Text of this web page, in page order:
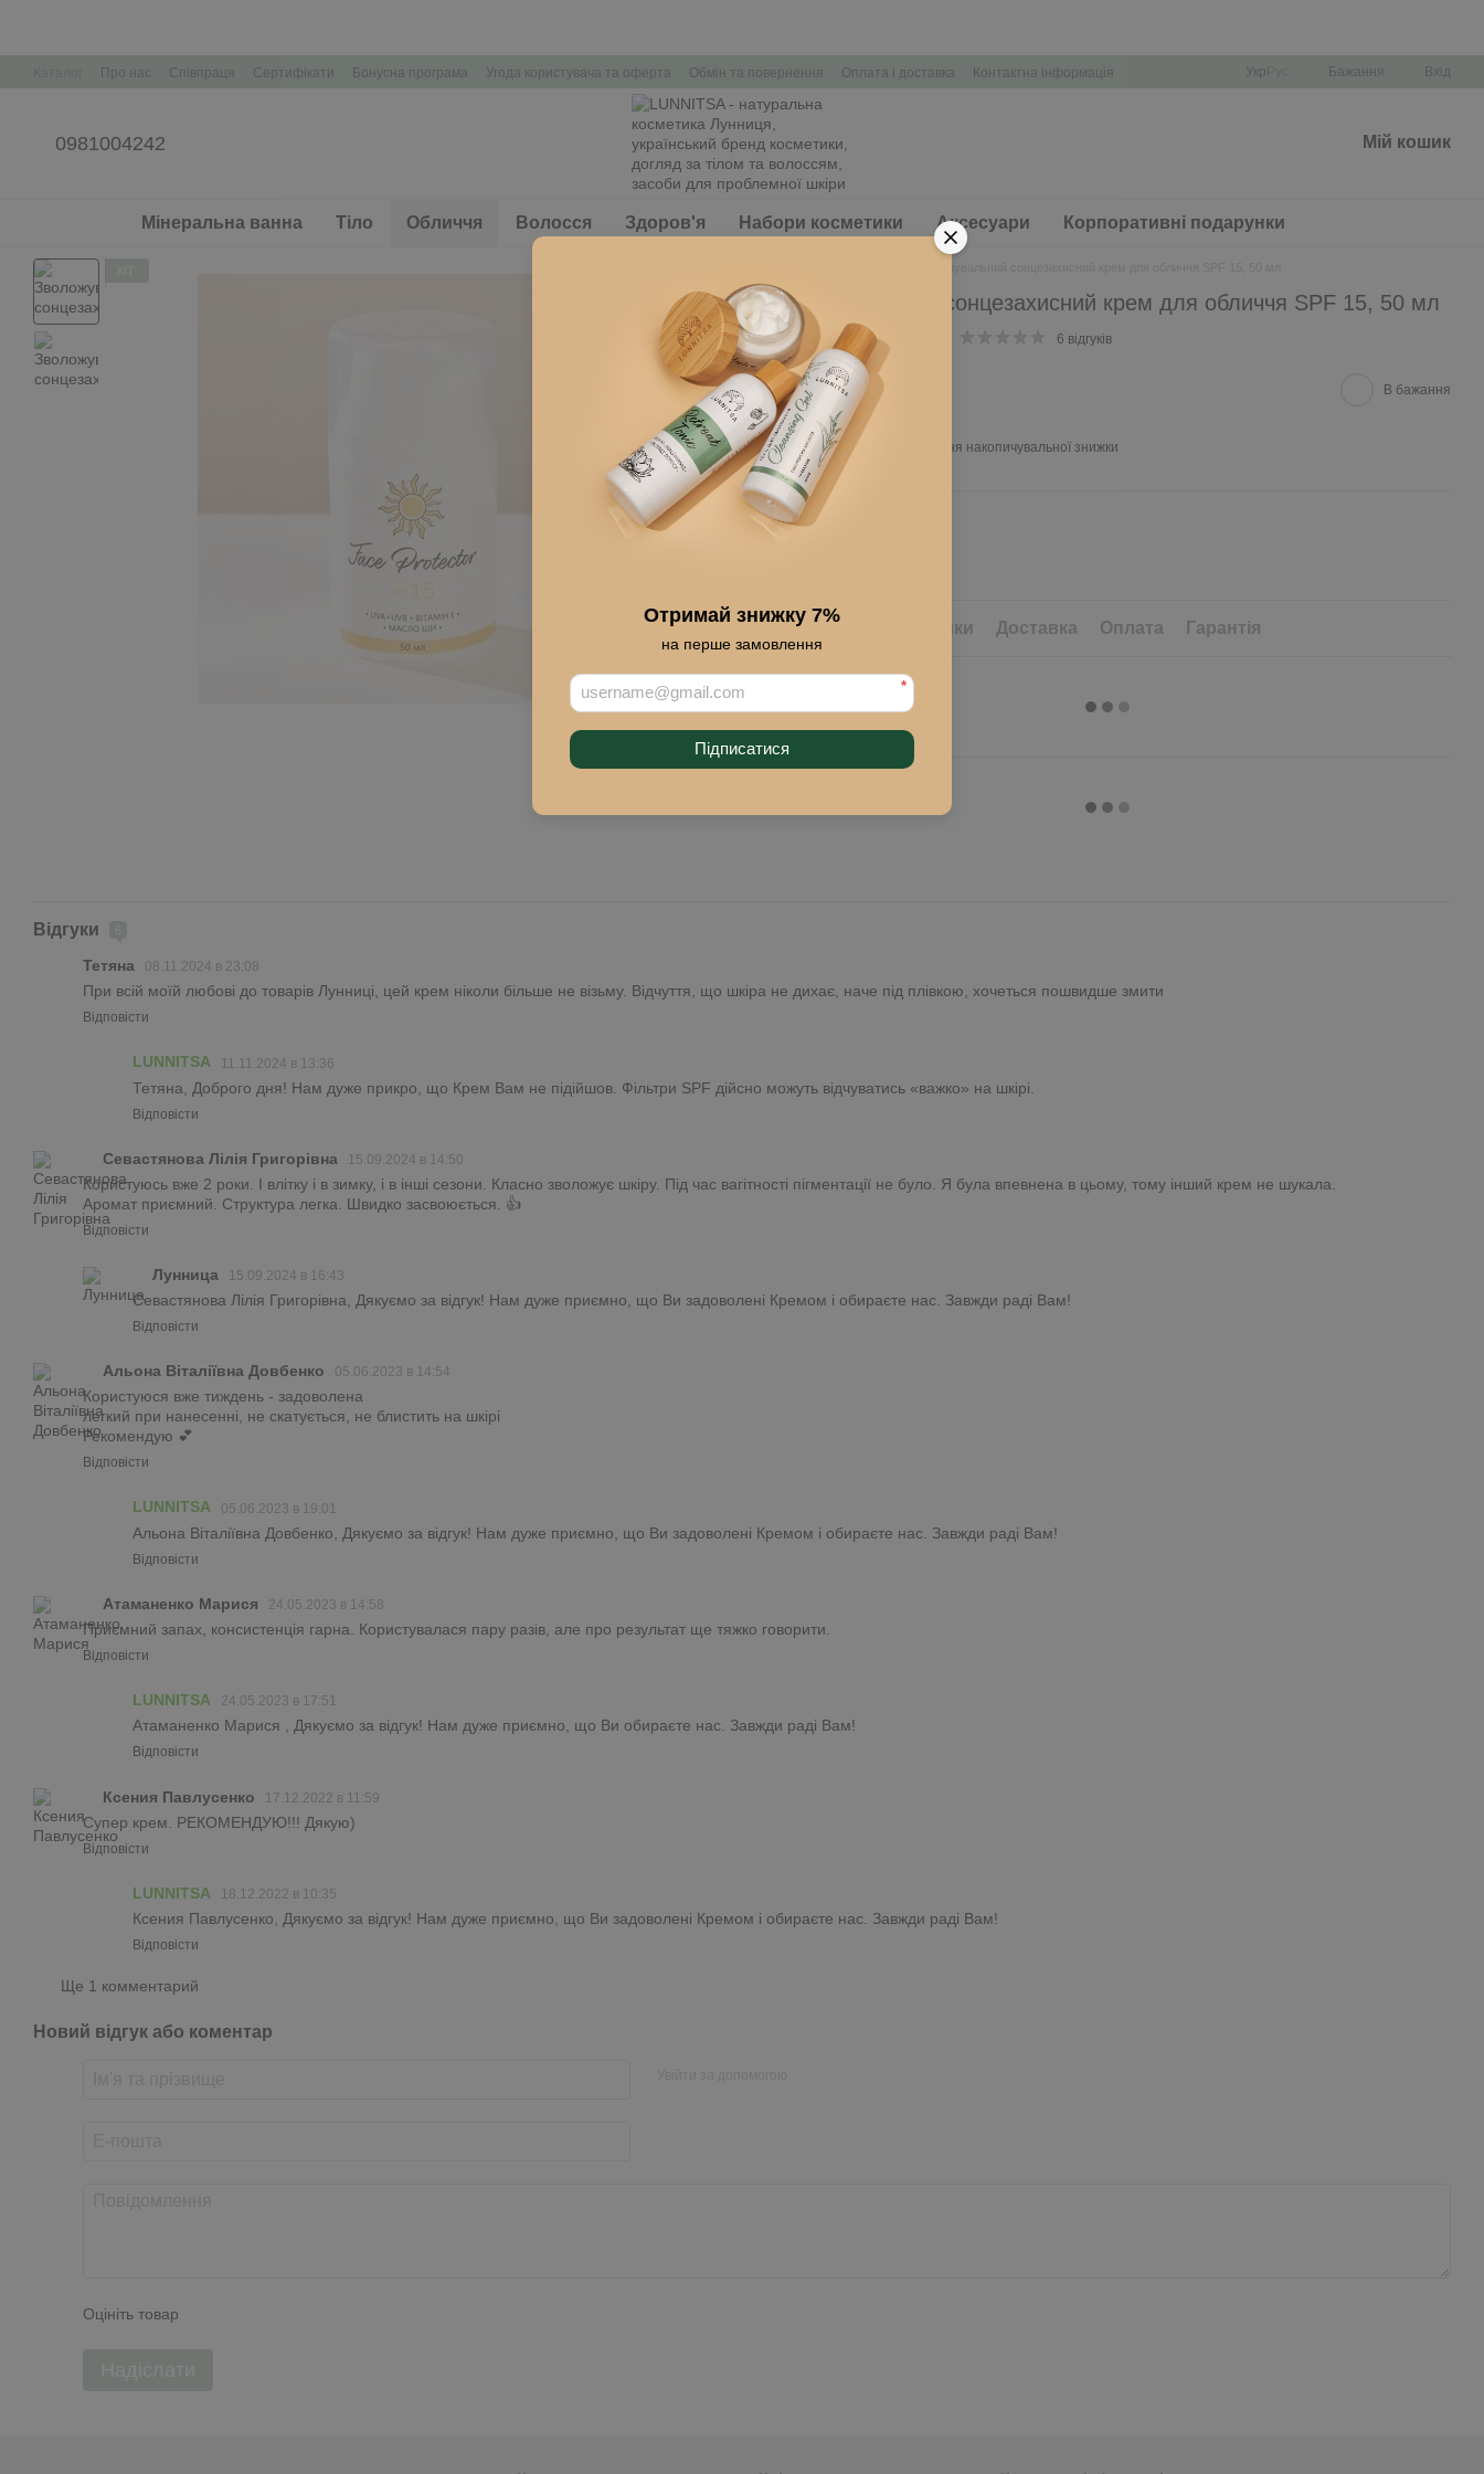
Отримай знижку 7%
на перше замовлення
*
Підписатися
Про нас Співпраця Сертифікати Бонусна програма Угода користувача та оферта Обмін та повернення Оплата і доставка
Контактна інформація
Укр Бажання Вхід
0981004242 Мій кошик
Мінеральна ванна Тіло Обличчя Волосся Здоров'я Набори косметики Аксесуари Корпоративні подарунки
Зволожувальний сонцезахисний крем для обличчя SPF 15, 50 мл
В наявності Артикул: L280 6 відгуків
535 грн В бажання
% Ввійти для відображення накопичувальної знижки
Опис Характеристики Доставка Оплата Гарантія
Відгуки
Тетяна 08.11.2024 в 23:08
При всій моїй любові до товарів Лунниці, цей крем ніколи більше не візьму. Відчуття, що шкіра не дихає, наче під плівкою, хочеться пошвидше змити
Відповісти
LUNNITSA 11.11.2024 в 13:36
Тетяна, Доброго дня! Нам дуже прикро, що Крем Вам не підійшов. Фільтри SPF дійсно можуть відчуватись «важко» на шкірі.
Відповісти
Севастянова Лілія Григорівна 15.09.2024 в 14:50
Користуюсь вже 2 роки. І влітку і в зимку, і в інші сезони. Класно зволожує шкіру. Під час вагітності пігментації не було. Я була впевнена в цьому, тому інший крем не шукала.
Аромат приємний. Структура легка. Швидко засвоюється. 👍
Відповісти
Лунница 15.09.2024 в 16:43
Севастянова Лілія Григорівна, Дякуємо за відгук! Нам дуже приємно, що Ви задоволені Кремом і обираєте нас. Завжди раді Вам!
Відповісти
Альона Віталіївна Довбенко 05.06.2023 в 14:54
Користуюся вже тиждень - задоволена
легкий при нанесенні, не скатується, не блистить на шкірі
Рекомендую 💕
Відповісти
LUNNITSA 05.06.2023 в 19:01
Альона Віталіївна Довбенко, Дякуємо за відгук! Нам дуже приємно, що Ви задоволені Кремом і обираєте нас. Завжди раді Вам!
Відповісти
Атаманенко Марися 24.05.2023 в 14:58
Приємний запах, консистенція гарна. Користувалася пару разів, але про результат ще тяжко говорити.
Відповісти
LUNNITSA 24.05.2023 в 17:51
Атаманенко Марися , Дякуємо за відгук! Нам дуже приємно, що Ви обираєте нас. Завжди раді Вам!
Відповісти
Ксения Павлусенко 17.12.2022 в 11:59
Супер крем. РЕКОМЕНДУЮ!!! Дякую)
Відповісти
LUNNITSA 18.12.2022 в 10:35
Ксения Павлусенко, Дякуємо за відгук! Нам дуже приємно, що Ви задоволені Кремом і обираєте нас. Завжди раді Вам!
Відповісти
Ще 1 комментарий
Новий відгук або коментар
Оцініть товар